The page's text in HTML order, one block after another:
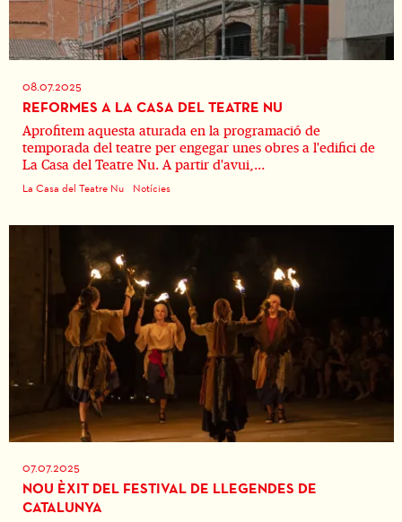
08.07.2025
REFORMES A LA CASA DEL TEATRE NU
Aprofitem aquesta aturada en la programació de
temporada del teatre per engegar unes obres a l'edifici de
La Casa del Teatre Nu. A partir d'avui,...
La Casa del Teatre Nu Notícies
07.07.2025
NOU ÈXIT DEL FESTIVAL DE LLEGENDES DE
CATALUNYA